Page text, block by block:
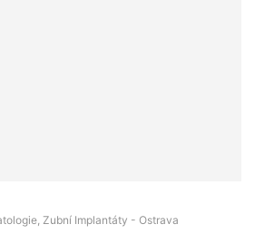
Zubní Implantáty - Ostrava